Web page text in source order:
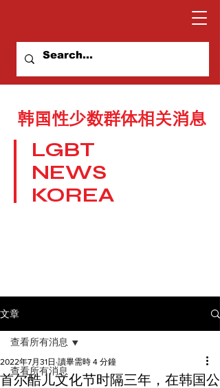
韩国性少数群体相关消息
LGBT
NEWS
KOREA
文章
查看所有消息
查看所有消息
首尔酷儿文化节时隔三年，在韩国公
2022年7月31日 讀畢需時 4 分鐘